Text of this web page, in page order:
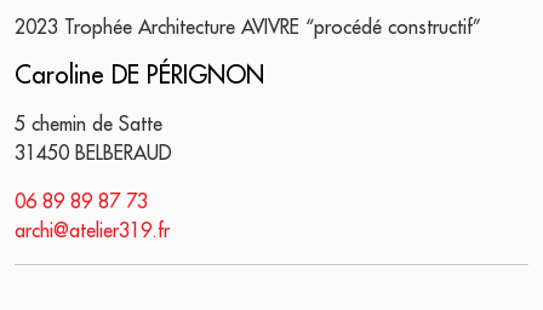
2023 Trophée Architecture AVIVRE “procédé constructif”
Caroline DE PÉRIGNON
5 chemin de Satte
31450 BELBERAUD
06 89 89 87 73
archi@atelier319.fr